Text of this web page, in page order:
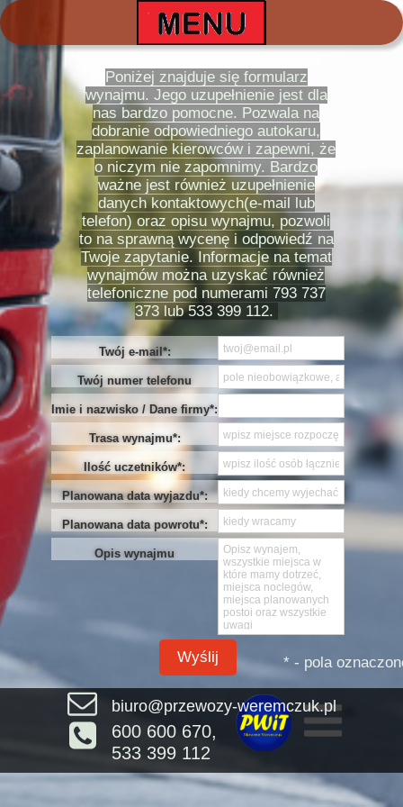
600 600 670,
533 399 112
biuro@przewozy-weremczuk.pl
* - pola
Poniżej znajduje się formularz
wynajmu. Jego uzupełnienie jest dla
nas bardzo pomocne. Pozwala na
dobranie odpowiedniego autokaru,
zaplanowanie kierowców i zapewni, że
o niczym nie zapomnimy. Bardzo
ważne jest również uzupełnienie
danych kontaktowych(e-mail lub
telefon) oraz opisu wynajmu, pozwoli
to na sprawną wycenę i odpowiedź na
Twoje zapytanie. Informacje na temat
wynajmów można uzyskać również
telefoniczne pod numerami 793 737
373 lub 533 399 112.
Twój e-mail*:
Twój numer telefonu
Imie i nazwisko / Dane firmy*:
Trasa wynajmu*:
Ilość uczetników*:
Planowana data wyjazdu*:
Planowana data powrotu*:
Opis wynajmu
Wyślij